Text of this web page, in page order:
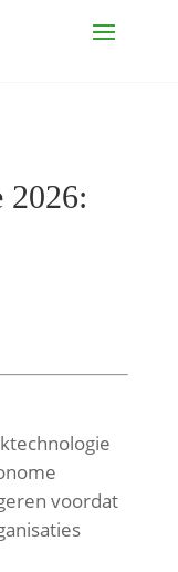
2026:
voordat